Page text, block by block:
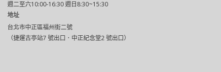
週二至六10:00-16:30 週日8:30~15:30
地址
台北市中正區福州街二號
（捷運古亭站7 號出口．中正紀念堂2 號出口）